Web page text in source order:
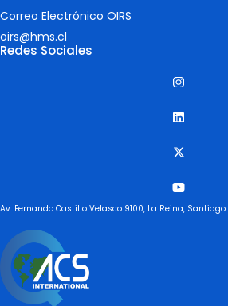
Correo Electrónico OIRS
oirs@hms.cl
Redes Sociales
Av. Fernando Castillo Velasco 9100, La Reina, Santiago.